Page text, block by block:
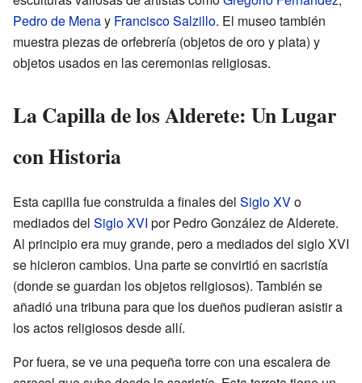
Pedro de Menay Francisco Salzillo. El museo también
muestra piezas de orfebrería (objetos de oro y plata) y
objetos usados en las ceremonias religiosas.
La Capilla de los Alderete: Un Lugar
con Historia
Esta capilla fue construida a finales del Siglo XVo
mediados del Siglo XVI por Pedro González de Alderete.
Al principio era muy grande, pero a mediados del siglo XVI
se hicieron cambios. Una parte se convirtió en sacristía
(donde se guardan los objetos religiosos). También se
añadió una tribuna para que los dueños pudieran asistir a
los actos religiosos desde allí.
Por fuera, se ve una pequeña torre con una escalera de